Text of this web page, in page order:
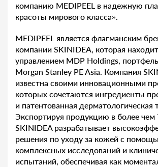
компанию MEDIPEEL в надежную
красоты мирового класса».
MEDIPEEL является флагманским
компании SKINIDEA, которая
управлением MDP Holdings,
Morgan Stanley PE Asia. Компания
известна своими инновационными
которых сочетаются ингредиенты
и патентованная дерматологическая
Экспортируя продукцию в более чем
SKINIDEA разрабатывает
решения по уходу за кожей с
комплексных исследований и
испытаний, обеспечивая как